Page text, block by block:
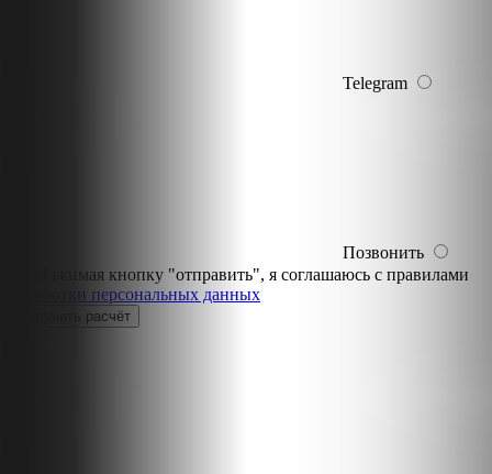
Telegram
Позвонить
Нажимая кнопку "отправить", я соглашаюсь с правилами
обработки персональных данных